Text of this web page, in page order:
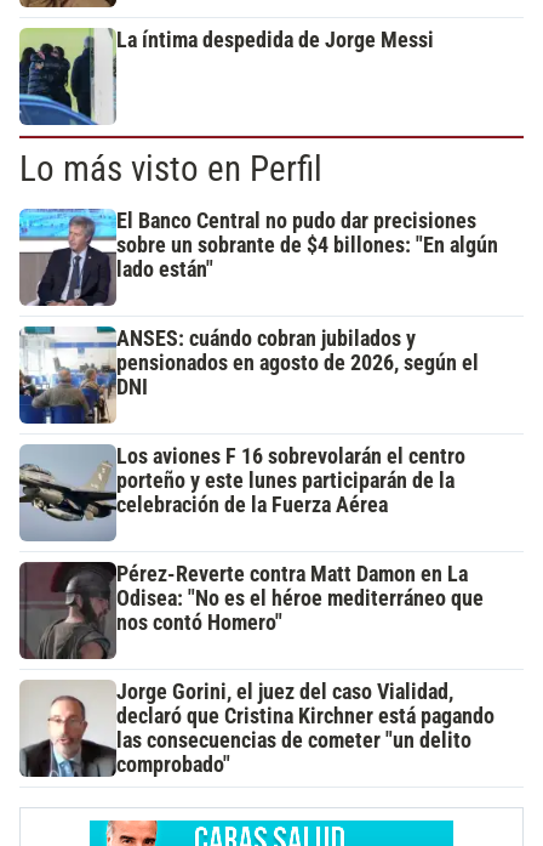
La íntima despedida de Jorge Messi
Lo más visto en Perfil
El Banco Central no pudo dar precisiones
sobre un sobrante de $4 billones: "En algún
lado están"
ANSES: cuándo cobran jubilados y
pensionados en agosto de 2026, según el
DNI
Los aviones F 16 sobrevolarán el centro
porteño y este lunes participarán de la
celebración de la Fuerza Aérea
Pérez-Reverte contra Matt Damon en La
Odisea: "No es el héroe mediterráneo que
nos contó Homero"
Jorge Gorini, el juez del caso Vialidad,
declaró que Cristina Kirchner está pagando
las consecuencias de cometer "un delito
comprobado"